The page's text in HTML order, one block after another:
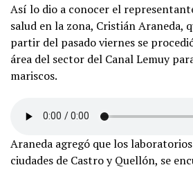
Así lo dio a conocer el
salud en la zona, Cristián Araneda,
partir del pasado viernes se
área del sector del Canal Lemuy
mariscos.
Araneda agregó que los
ciudades de Castro y Quellón, se